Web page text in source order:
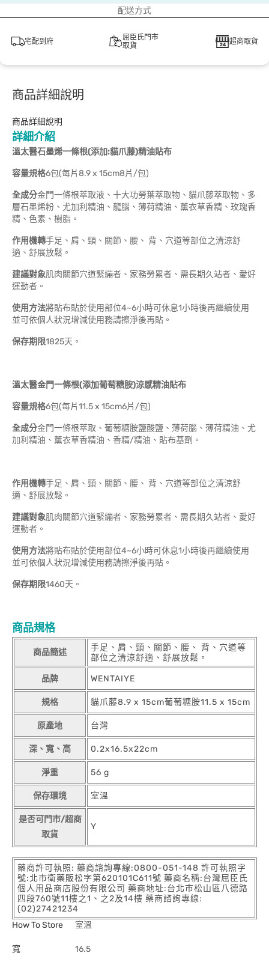
配送方式
宅配到府
屈臣氏門市
取貨
超商取貨
商品詳細說明
商品詳細說明
詳細介紹
溫太醫石墨烯一條根(添加:貓爪藤)精油貼布
容量規格6包(每片8.9 x 15cm8片/包)
全成分金門一條根萃取液、十大功勞葉萃取物、貓爪藤萃取物、多
層石墨烯粉、尤加利精油、龍腦、薄荷精油、薰衣草香精、玫瑰香
精、色素、樹脂。
作用機轉手足、肩、頸、關節、腰、 背、穴道等部位之清涼舒
適、舒展放鬆。
建議對象肌肉關節穴道緊繃者、家務勞累者、需長期久站者、愛好
運動者。
使用方法將貼布貼於使用部位4~6小時可休息1小時後再繼續使用
並可依個人狀況增減使用務請擦淨後再貼。
保存期限1825天。
溫太醫金門一條根(添加葡萄糖胺)涼感精油貼布
容量規格6包(每片11.5 x 15cm6片/包)
全成分金門一條根萃取、葡萄糖胺鹽酸鹽、薄荷腦、薄荷精油、尤
加利精油、薰衣草香精油、香精/精油、貼布基劑。
作用機轉手足、肩、頸、關節、腰、 背、穴道等部位之清涼舒
適、舒展放鬆。
建議對象肌肉關節穴道緊繃者、家務勞累者、需長期久站者、愛好
運動者。
使用方法將貼布貼於使用部位4~6小時可休息1小時後再繼續使用
並可依個人狀況增減使用務請擦淨後再貼。
保存期限1460天。
商品規格
商品簡述
手足、肩、頸、關節、腰、 背、穴道等
部位之清涼舒適、舒展放鬆。
品牌 WENTAIYE
規格 貓爪藤8.9 x 15cm葡萄糖胺11.5 x 15cm
原產地 台灣
深、寬、高 0.2x16.5x22cm
淨重 56 g
保存環境 室溫
是否可門市/超商
取貨
Y
藥商許可執照: 藥商諮詢專線:0800-051-148 許可執照字
號:北市衛藥販松字第620101C611號 藥商名稱:台灣屈臣氏
個人用品商店股份有限公司 藥商地址:台北市松山區八德路
四段760號11樓之1、之2及14樓 藥商諮詢專線:
(02)27421234
How To Store
室溫
寬 16.5